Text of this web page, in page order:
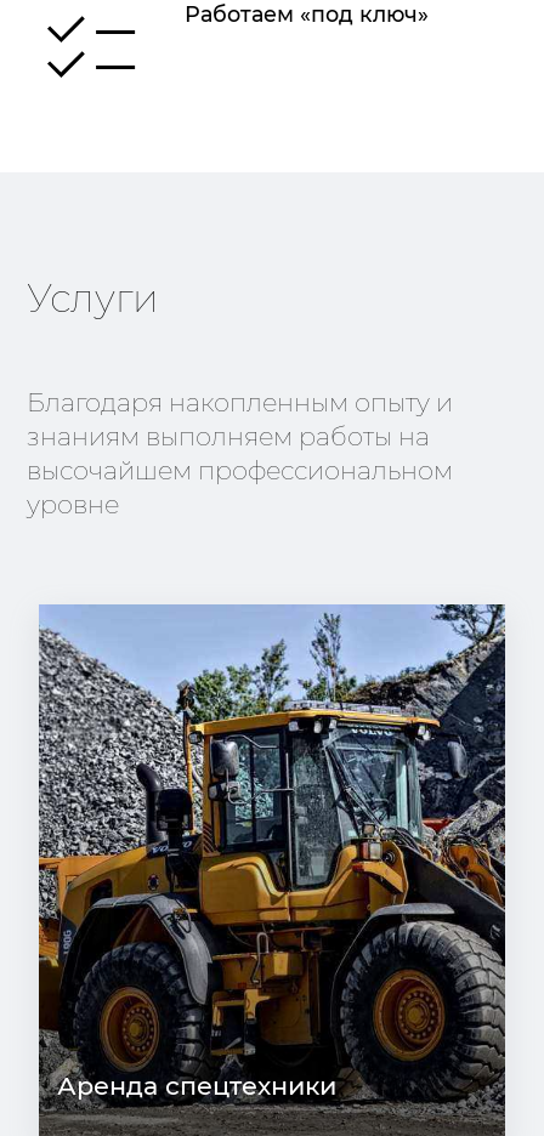
Работаем «под ключ»
Услуги
Благодаря накопленным опыту и
знаниям выполняем работы на
высочайшем профессиональном
уровне
Аренда спецтехники